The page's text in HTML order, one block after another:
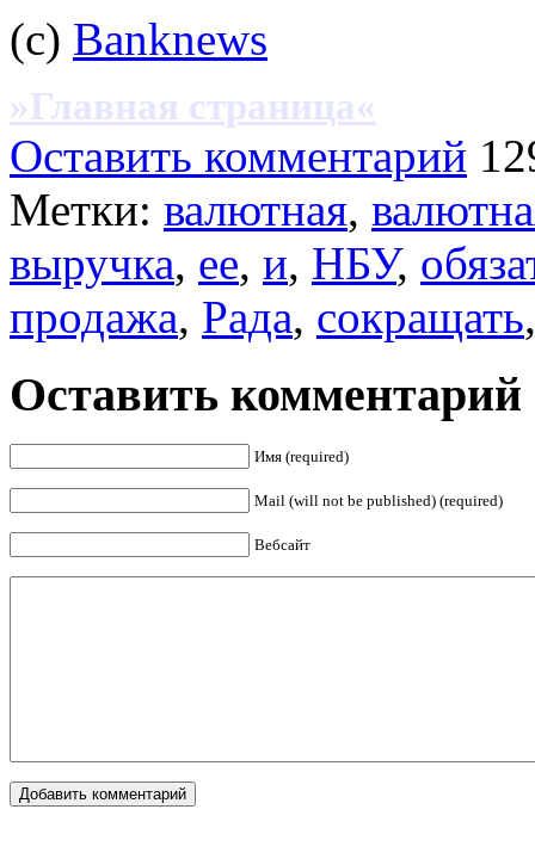
(с) Banknews
»Главная страница«
Оставить комментарий
Метки: валютная,
выручка, ее, и, НБУ,
продажа, Рада, сокращать
Оставить комментарий
Имя (required)
Mail (will not be published) (required)
Вебсайт